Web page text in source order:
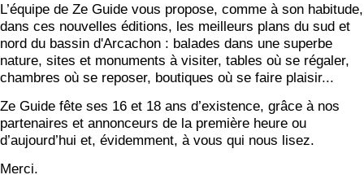
L’équipe de Ze Guide vous propose, comme à son habitude,
dans ces nouvelles éditions, les meilleurs plans du sud et
nord du bassin d'Arcachon : balades dans une superbe
nature, sites et monuments à visiter, tables où se régaler,
chambres où se reposer, boutiques où se faire plaisir...
Ze Guide fête ses 16 et 18 ans d’existence, grâce à nos
partenaires et annonceurs de la première heure ou
d’aujourd’hui et, évidemment, à vous qui nous lisez.
Merci.